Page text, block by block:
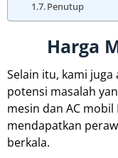
Penutup
Harga
Selain itu, kami
potensi masalah
mesin dan AC mobil
mendapatkan
berkala.